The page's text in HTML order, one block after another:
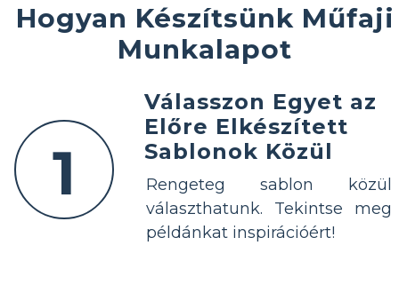
Hogyan Készítsünk Műfaji
Munkalapot
1
Válasszon Egyet az
Előre Elkészített
Sablonok Közül
Rengeteg sablon közül
választhatunk. Tekintse meg
példánkat inspirációért!